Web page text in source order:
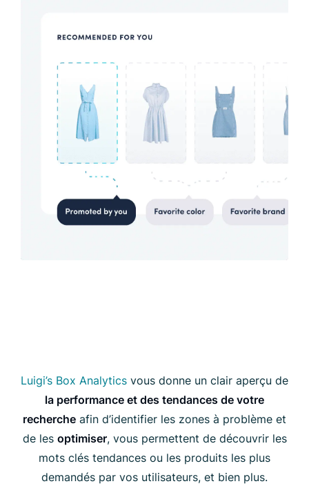
Luigi’s Box Analytics vous donne un clair aperçu de
la performance et des tendances de votre
recherche afin d’identifier les zones à problème et
de les optimiser, vous permettent de découvrir les
mots clés tendances ou les produits les plus
demandés par vos utilisateurs, et bien plus.